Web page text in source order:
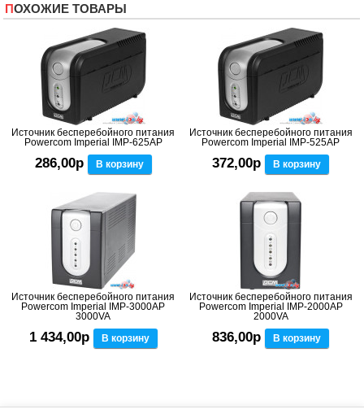
ПОХОЖИЕ ТОВАРЫ
Источник бесперебойного питания
Powercom Imperial IMP-625AP
286,00р В корзину
Источник бесперебойного питания
Powercom Imperial IMP-525AP
372,00р В корзину
Источник бесперебойного питания
Powercom Imperial IMP-3000AP
3000VA
1 434,00р В корзину
Источник бесперебойного питания
Powercom Imperial IMP-2000AP
2000VA
836,00р В корзину